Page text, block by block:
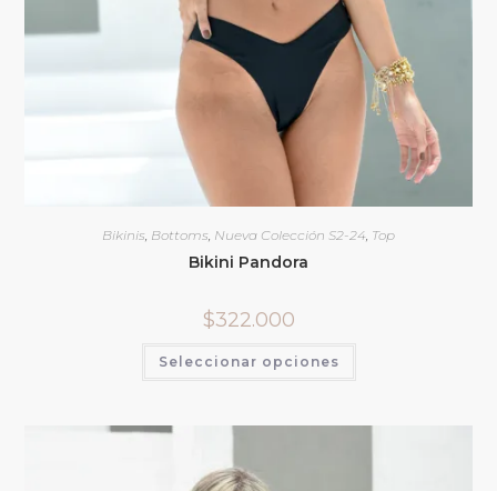
Bikinis Bottoms Nueva Colección S2-24 Top
Bikini Pandora
$322.000
Seleccionar opciones